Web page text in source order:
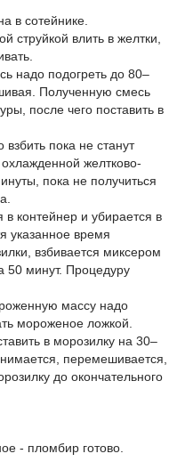
в сотейнике.
струйкой влить в желтки,
надо подогреть до 80–
Полученную смесь
после чего поставить в
пока не станут
желтково-
пока не получиться
контейнер и убирается в
указанное время
взбивается миксером
50 минут. Процедуру
массу надо
мороженое ложкой.
в морозилку на 30–
перемешивается,
до окончательного
- пломбир готово.